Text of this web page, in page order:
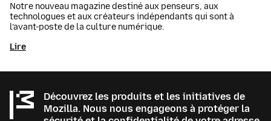
Notre nouveau magazine destiné aux penseurs, aux
technologues et aux créateurs indépendants qui sont à
l’avant-poste de la culture numérique.
Lire
Découvrez les produits et les initiatives de
Mozilla. Nous nous engageons à protéger la